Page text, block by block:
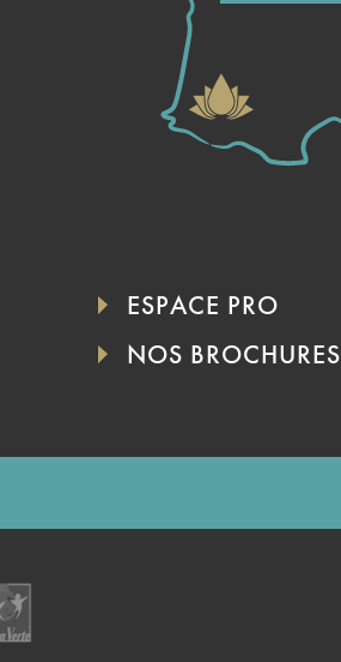
ESPACE PRO
NOS BROCHURES